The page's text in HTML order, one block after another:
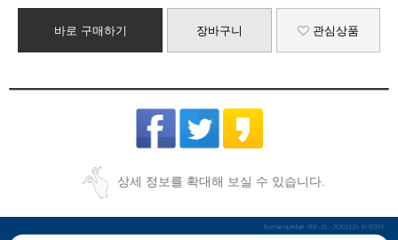
바로 구매하기 장바구니 관심상품
상세 정보를 확대해 보실 수 있습니다.